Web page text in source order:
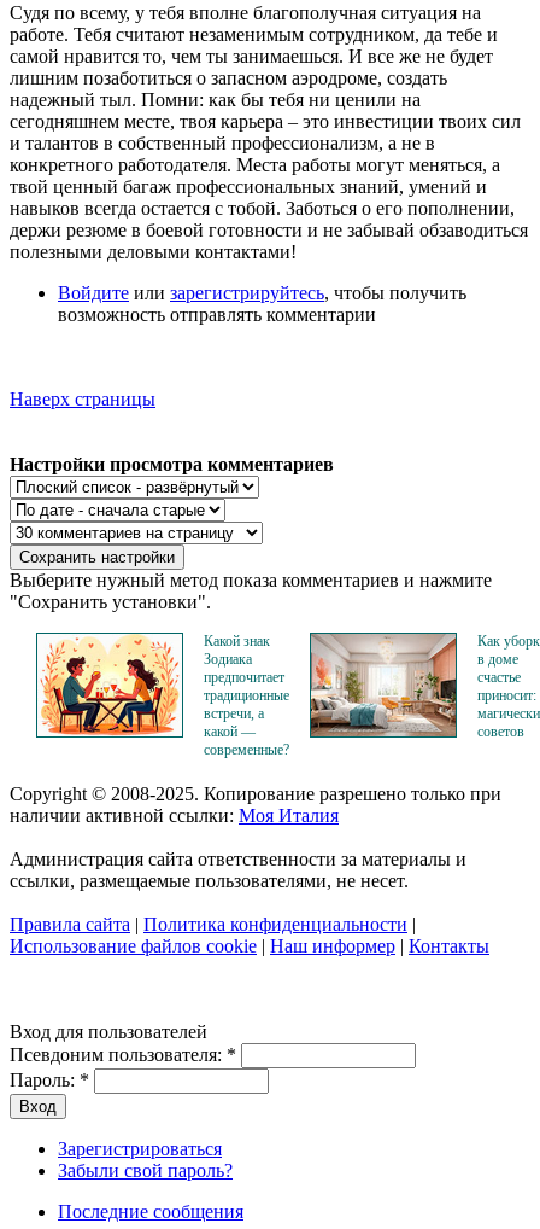
Судя по всему, у тебя вполне благополучная ситуация на
работе. Тебя считают незаменимым сотрудником, да тебе и
самой нравится то, чем ты занимаешься. И все же не будет
лишним позаботиться о запасном аэродроме, создать
надежный тыл. Помни: как бы тебя ни ценили на
сегодняшнем месте, твоя карьера – это инвестиции твоих сил
и талантов в собственный профессионализм, а не в
конкретного работодателя. Места работы могут меняться, а
твой ценный багаж профессиональных знаний, умений и
навыков всегда остается с тобой. Заботься о его пополнении,
держи резюме в боевой готовности и не забывай обзаводиться
полезными деловыми контактами!
Войдите или зарегистрируйтесь, чтобы получить
возможность отправлять комментарии
Наверх страницы
Настройки просмотра комментариев
Выберите нужный метод показа комментариев и нажмите
"Сохранить установки".
Какой знак
Зодиака
предпочитает
традиционные
встречи, а
какой —
современные?
Как
в доме
счастье
приносит:
советов
Copyright © 2008-2025. Копирование разрешено только при
наличии активной ссылки: Моя Италия
Администрация сайта ответственности за материалы и
ссылки, размещаемые пользователями, не несет.
Правила сайта | Политика конфиденциальности |
Использование файлов cookie | Наш информер | Контакты
Вход для пользователей
Псевдоним пользователя: *
Пароль: *
Зарегистрироваться
Забыли свой пароль?
Последние сообщения